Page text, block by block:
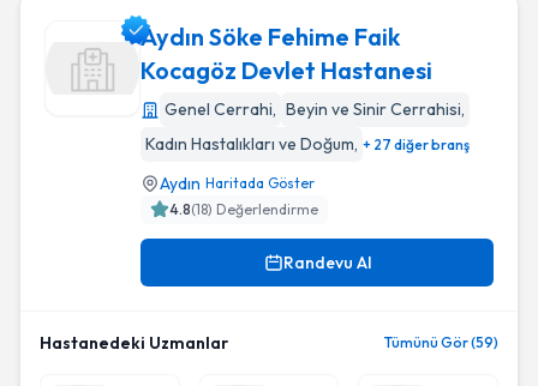
Aydın Söke Fehime Faik
Kocagöz Devlet Hastanesi
Genel Cerrahi, Beyin ve Sinir Cerrahisi,
Kadın Hastalıkları ve Doğum, + 27 diğer branş
Aydın Haritada Göster
4.8(18) Değerlendirme
Randevu Al
Hastanedeki Uzmanlar Tümünü Gör (59)